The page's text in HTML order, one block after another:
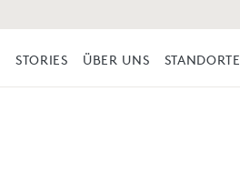
STORIES ÜBER UNS STANDORTE